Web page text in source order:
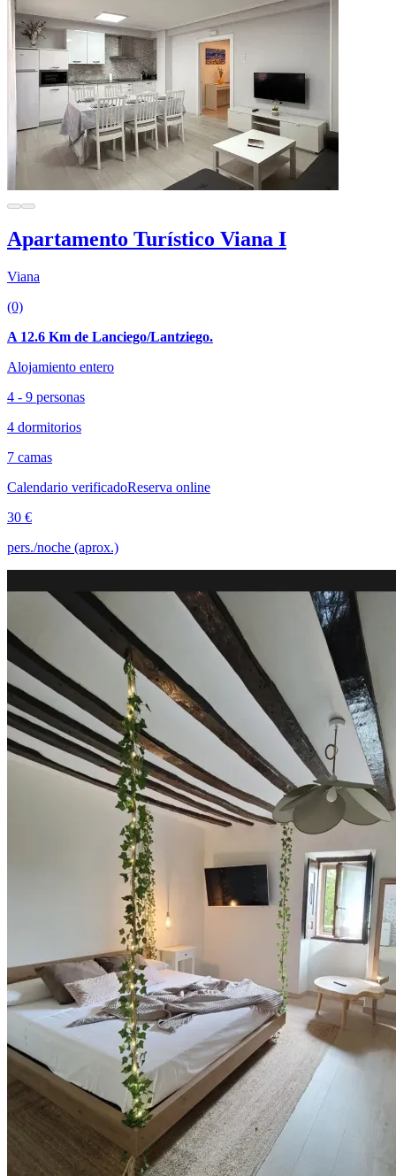
Apartamento Turístico Viana I
Viana
(0)
A 12.6 Km de Lanciego/Lantziego.
Alojamiento entero
4 - 9 personas
4 dormitorios
7 camas
Calendario verificadoReserva online
30 €
pers./noche (aprox.)